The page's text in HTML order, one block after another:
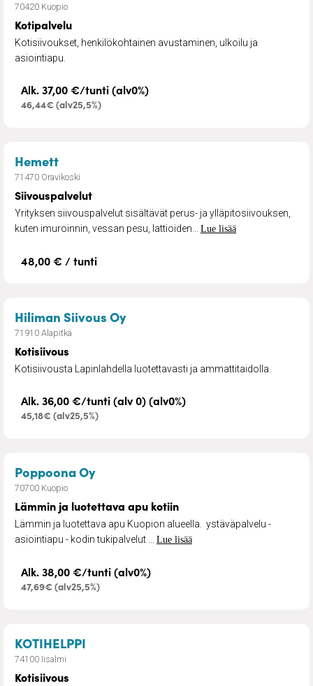
70420 Kuopio
Kotipalvelu
Kotisiivoukset, henkilökohtainen avustaminen, ulkoilu ja
asiointiapu.
Alk. 37,00 €/tunti (alv0%)
46,44€ (alv25,5%)
Hemett– Siivouspalvelut
71470 Oravikoski
Siivouspalvelut
Yrityksen siivouspalvelut sisältävät perus- ja ylläpitosiivouksen,
kuten imuroinnin, vessan pesu, lattioiden... Lue lisää
48,00 € / tunti
Hiliman Siivous Oy– Kotisiivous
71910 Alapitkä
Kotisiivous
Kotisiivousta Lapinlahdella luotettavasti ja ammattitaidolla.
Alk. 36,00 €/tunti (alv 0) (alv0%)
45,18€ (alv25,5%)
Poppoona Oy– Lämmin ja luotettava apu kotiin
70700 Kuopio
Lämmin ja luotettava apu kotiin
Lämmin ja luotettava apu Kuopion alueella. ystäväpalvelu -
asiointiapu - kodin tukipalvelut ... Lue lisää
Alk. 38,00 €/tunti (alv0%)
47,69€ (alv25,5%)
KOTIHELPPI
74100 Iisalmi
Kotisiivous